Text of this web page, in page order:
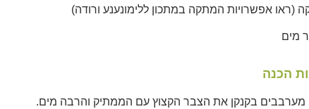
(ראו אפשרויות המתקה במתכון ללימונענע ורודה)
הכנה
מערבבים בקנקן את הצבר הקצוץ עם הממתיק והרבה מים.